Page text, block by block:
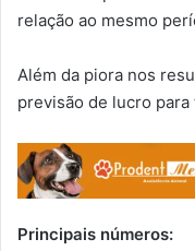
relação ao mesmo
Além da piora nos
previsão de lucro
Principais números: